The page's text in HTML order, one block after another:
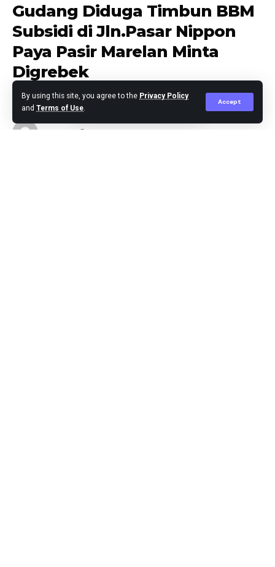
By using this site, you agree to the Privacy Policy
and Terms of Use.
Accept
Gudang Diduga Timbun BBM
Subsidi di Jln.Pasar Nippon
Paya Pasir Marelan Minta
Digrebek